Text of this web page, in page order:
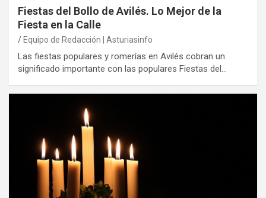
Fiestas del Bollo de Avilés. Lo Mejor de la
Fiesta en la Calle
Equipo de Redacción | Asturiasinfo
Las fiestas populares y romerías en Avilés cobran un
significado importante con las populares Fiestas del…